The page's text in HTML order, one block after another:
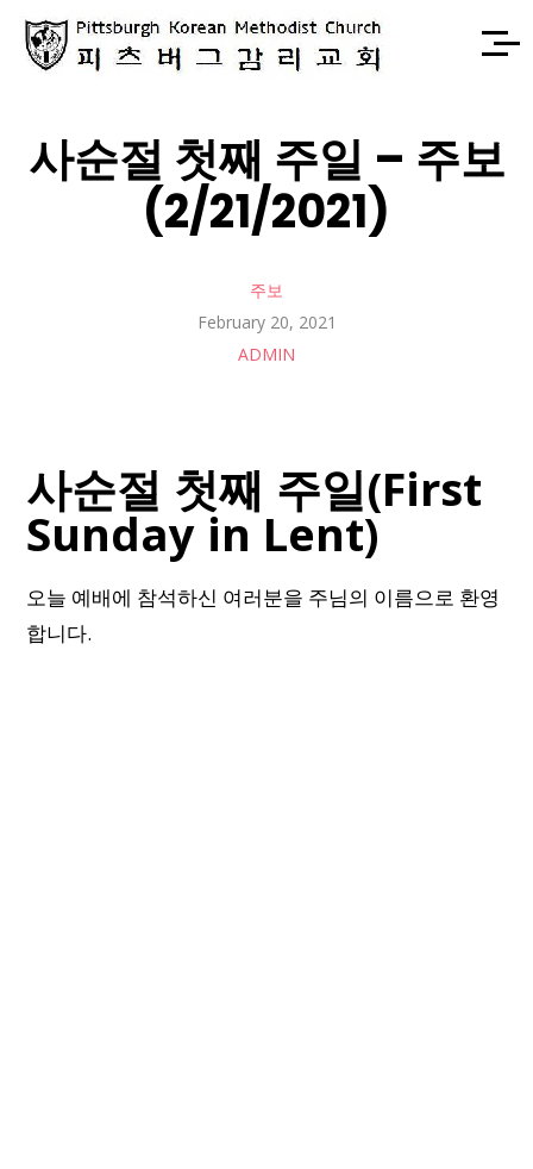
사순절 첫째 주일 – 주보
(2/21/2021)
주보
February 20, 2021
ADMIN
사순절 첫째 주일(First
Sunday in Lent)
오늘 예배에 참석하신 여러분을 주님의 이름으로 환영
합니다.